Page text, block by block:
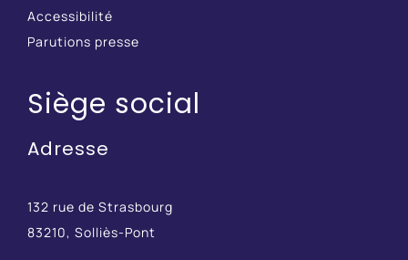
Accessibilité
Parutions presse
Siège social
Adresse
132 rue de Strasbourg
83210, Solliès-Pont